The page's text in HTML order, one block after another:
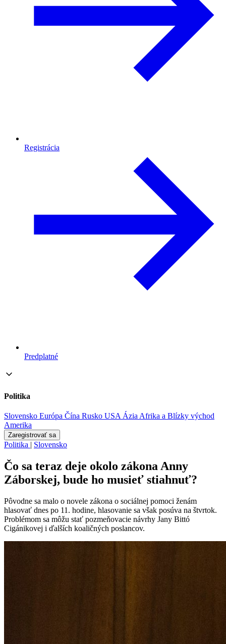
Registrácia
Predplatné
Politika
Slovensko Európa Čína Rusko USA ÁziaAfrika a Blízky východ
Amerika
Zaregistrovať sa
Politika | Slovensko
Čo sa teraz deje okolo zákona Anny
Záborskej, bude ho musieť stiahnuť?
Pôvodne sa malo o novele zákona o sociálnej pomoci ženám
hlasovať dnes po 11. hodine, hlasovanie sa však posúva na štvrtok.
Problémom sa môžu stať pozmeňovacie návrhy Jany Bittó
Cigánikovej i ďalších koaličných poslancov.